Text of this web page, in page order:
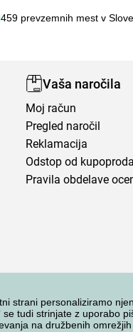
strani personaliziramo
tudi strinjate z uporabo
na družbenih
459 prevzemnih mest v
Vaša naročila
Moj račun
Pregled naročil
Reklamacija
Odstop od
Pravila obdelave